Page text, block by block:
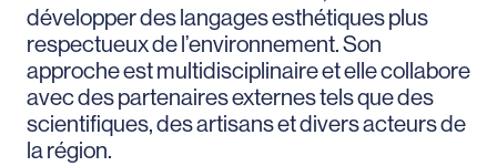
développer des langages esthétiques plus
respectueux de l’environnement. Son
approche est multidisciplinaire et elle collabore
avec des partenaires externes tels que des
scientifiques, des artisans et divers acteurs de
la région.